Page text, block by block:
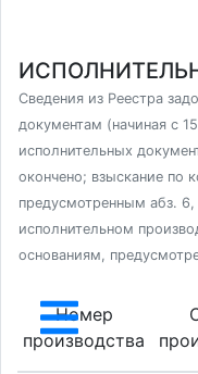
Сведения из Реестра
документам (начиная с
исполнительных
окончено; взыскание по
предусмотренным абз. 6,
исполнительном
основаниям,
Номер
производства